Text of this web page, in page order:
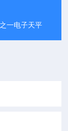
一电子天平